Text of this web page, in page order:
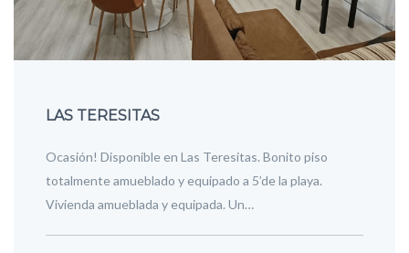
LAS TERESITAS
Ocasión! Disponible en Las Teresitas. Bonito piso
totalmente amueblado y equipado a 5’de la playa.
Vivienda amueblada y equipada. Un…